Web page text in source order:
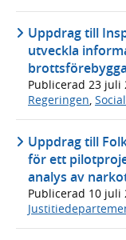
Uppdrag till
utveckla
Publicerad 23 juli
Regeringen,
Uppdrag till
för ett
analys av
Publicerad 10 juli